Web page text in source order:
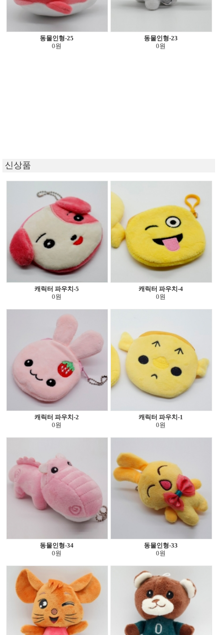
동물인형-25
0원
동물인형-23
0원
신상품
캐릭터 파우치-5
0원
캐릭터 파우치-4
0원
캐릭터 파우치-2
0원
캐릭터 파우치-1
0원
동물인형-34
0원
동물인형-33
0원